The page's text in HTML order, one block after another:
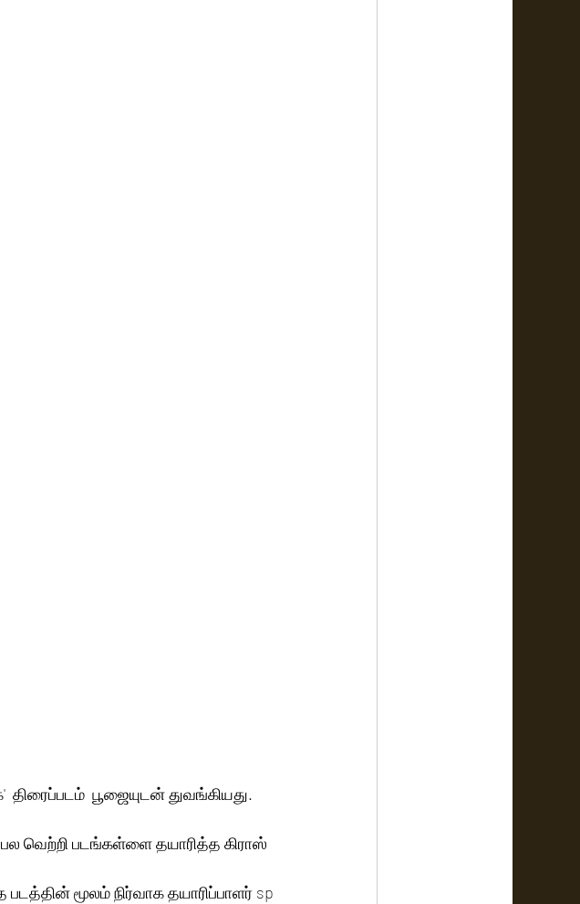
திரைப்படம்  பூஜையுடன் துவங்கியது.
வெற்றி படங்கள்ளை தயாரித்த கிராஸ்
மூலம் நிர்வாக தயாரிப்பாளர் sp